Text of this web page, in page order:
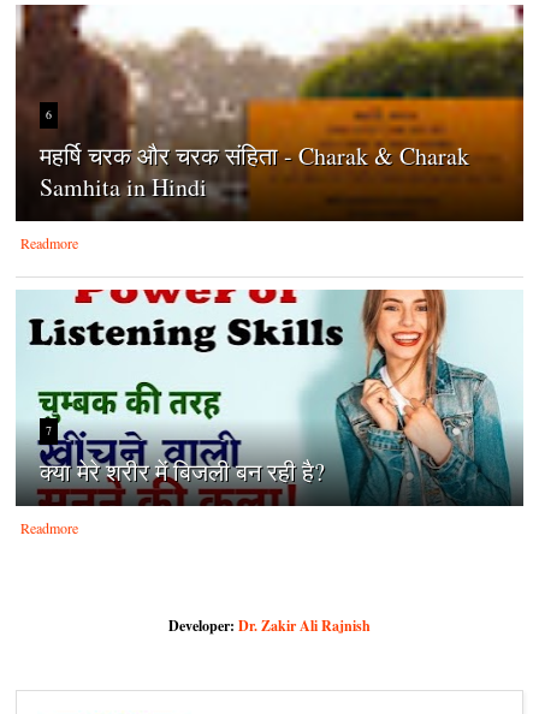
6
महर्षि चरक और चरक संहिता - Charak & Charak
Samhita in Hindi
Readmore
7
क्‍या मेरे शरीर में बिजली बन रही है?
Readmore
Developer: Dr. Zakir Ali Rajnish